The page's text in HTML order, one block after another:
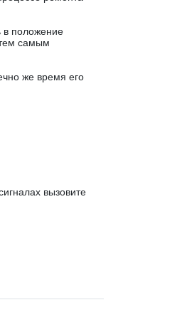
в положение
самым
же время его
вызовите